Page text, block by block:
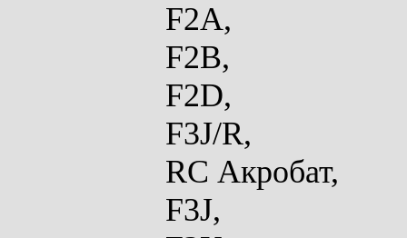
F2A,
F2B,
F2D,
F3J/R,
RC Акробат,
F3J,